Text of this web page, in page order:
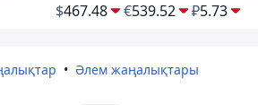
$467.48 €539.52 ₽5.73
Әлем жаңалықтары